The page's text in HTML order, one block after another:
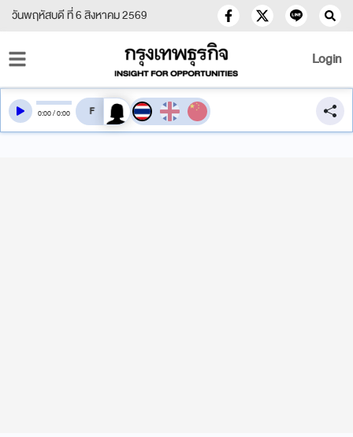
วันพฤหัสบดี ที่ 6 สิงหาคม 2569
Login
0:00/0:00 สลับเสียงอ่าน